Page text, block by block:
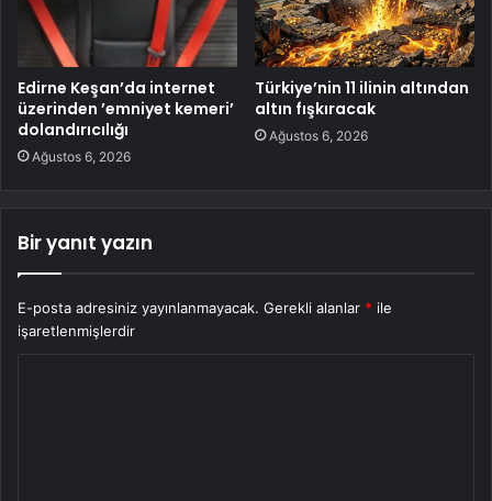
Edirne Keşan’da internet
üzerinden ’emniyet kemeri’
dolandırıcılığı
Ağustos 6, 2026
Türkiye’nin 11 ilinin altından
altın fışkıracak
Ağustos 6, 2026
Bir yanıt yazın
E-posta adresiniz yayınlanmayacak. Gerekli alanlar * ile
işaretlenmişlerdir